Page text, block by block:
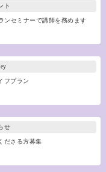
ト
ンセミナーで講師を務めます
フプラン
せ
ださる方募集